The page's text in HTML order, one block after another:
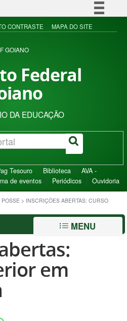
Simplifique!
Acesso à informação
CONTRASTE MAPA DO SITE
GOIANO
Federal
DA EDUCAÇÃO
Tesouro Biblioteca
AVA -
de eventos Periódicos Ouvidoria
POSSE > INSCRIÇÕES ABERTAS: CURSO
MENU
em